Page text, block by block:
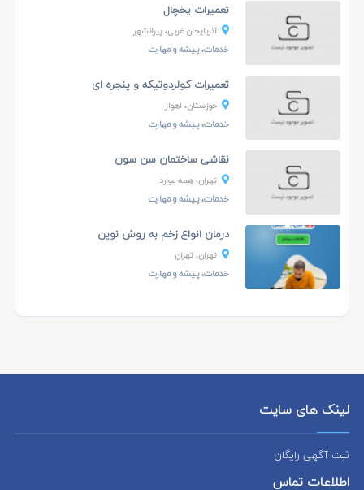
تعمیرات یخچال
آذربایجان غربی، پیرانشهر
خدمات، پیشه و مهارت
تعمیرات کولردوتیکه و پنجره ای
خوزستان، اهواز
خدمات، پیشه و مهارت
نقاشی ساختمان سن سون
تهران، همه موارد
خدمات، پیشه و مهارت
درمان انواع زخم به روش نوین
تهران، تهران
خدمات، پیشه و مهارت
لینک های سایت
ثبت آگهی رایگان
اطلاعات تماس